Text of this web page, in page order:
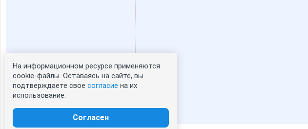
Статистика портрета:
сейчас просматривают портрет - 0
зарегистрированные пользователи
На информационном ресурсе применяются
cookie-файлы. Оставаясь на сайте, вы
подтверждаете свое согласие на их
использование.
Согласен